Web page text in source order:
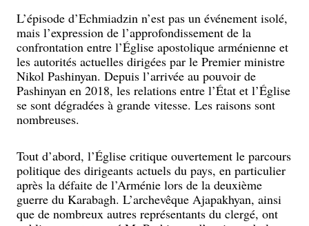
L’épisode d’Echmiadzin n’est pas un événement isolé,
mais l’expression de l’approfondissement de la
confrontation entre l’Église apostolique arménienne et
les autorités actuelles dirigées par le Premier ministre
Nikol Pashinyan. Depuis l’arrivée au pouvoir de
Pashinyan en 2018, les relations entre l’État et l’Église
se sont dégradées à grande vitesse. Les raisons sont
nombreuses.
Tout d’abord, l’Église critique ouvertement le parcours
politique des dirigeants actuels du pays, en particulier
après la défaite de l’Arménie lors de la deuxième
guerre du Karabagh. L’archevêque Ajapakhyan, ainsi
que de nombreux autres représentants du clergé, ont